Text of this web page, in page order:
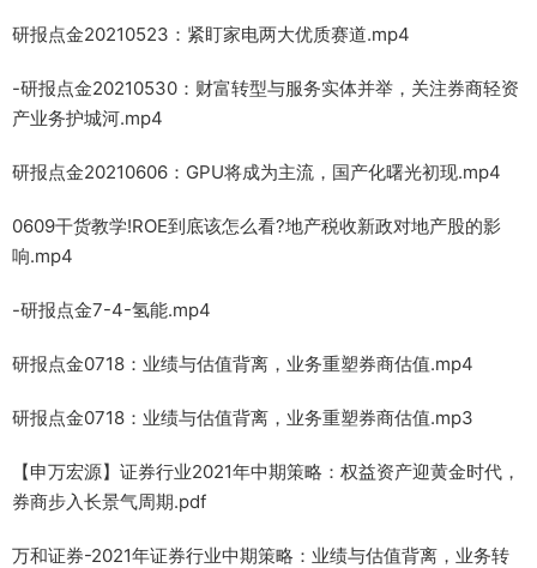
研报点金20210523：紧盯家电两大优质赛道.mp4
-研报点金20210530：财富转型与服务实体并举，关注券商轻资
产业务护城河.mp4
研报点金20210606：GPU将成为主流，国产化曙光初现.mp4
0609干货教学!ROE到底该怎么看?地产税收新政对地产股的影
响.mp4
-研报点金7-4-氢能.mp4
研报点金0718：业绩与估值背离，业务重塑券商估值.mp4
研报点金0718：业绩与估值背离，业务重塑券商估值.mp3
【申万宏源】证券行业2021年中期策略：权益资产迎黄金时代，
券商步入长景气周期.pdf
万和证券-2021年证券行业中期策略：业绩与估值背离，业务转